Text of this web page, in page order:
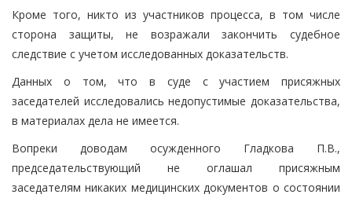
Кроме того, никто из участников процесса, в том числе
сторона защиты, не возражали закончить судебное
следствие с учетом исследованных доказательств.
Данных о том, что в суде с участием присяжных
заседателей исследовались недопустимые доказательства,
в материалах дела не имеется.
Вопреки доводам осужденного Гладкова П.В.,
председательствующий не оглашал присяжным
заседателям никаких медицинских документов о состоянии